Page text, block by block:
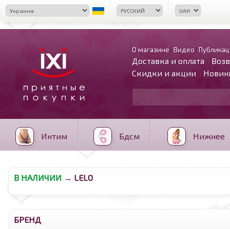
О магазине Видео
Доставка и оплата
Скидки и акции
Интим Бдсм Нижнее
В НАЛИЧИИ → LELO
БРЕНД